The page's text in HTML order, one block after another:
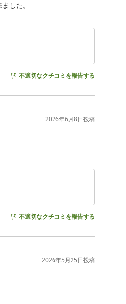
した。
不適切なクチコミを報告する
2026年6月8日投稿
不適切なクチコミを報告する
2026年5月25日投稿